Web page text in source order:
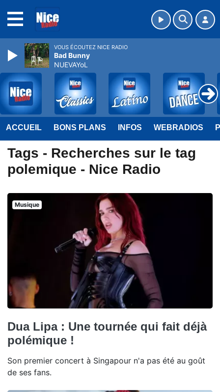
ACCUEIL BONS PLANS INFOS WEBRADIOS
Tags - Recherches sur le tag
polemique - Nice Radio
Musique
Dua Lipa : Une tournée qui fait déjà
polémique !
Son premier concert à Singapour n'a pas été au goût
de ses fans.
VOUS ÉCOUTEZ NICE RADIO
Bad Bunny
NUEVAYoL